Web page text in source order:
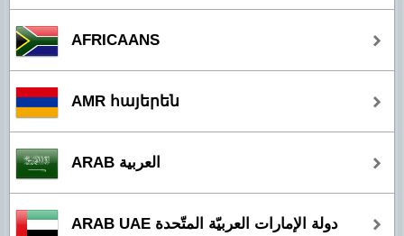
AFRICAANS
AMR հայերեն
ARAB العربية
ARAB UAE دولة الإمارات العربيّة المتّحدة